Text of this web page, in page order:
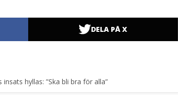
DELA PÅ X
hyllas: ”Ska bli bra för alla”